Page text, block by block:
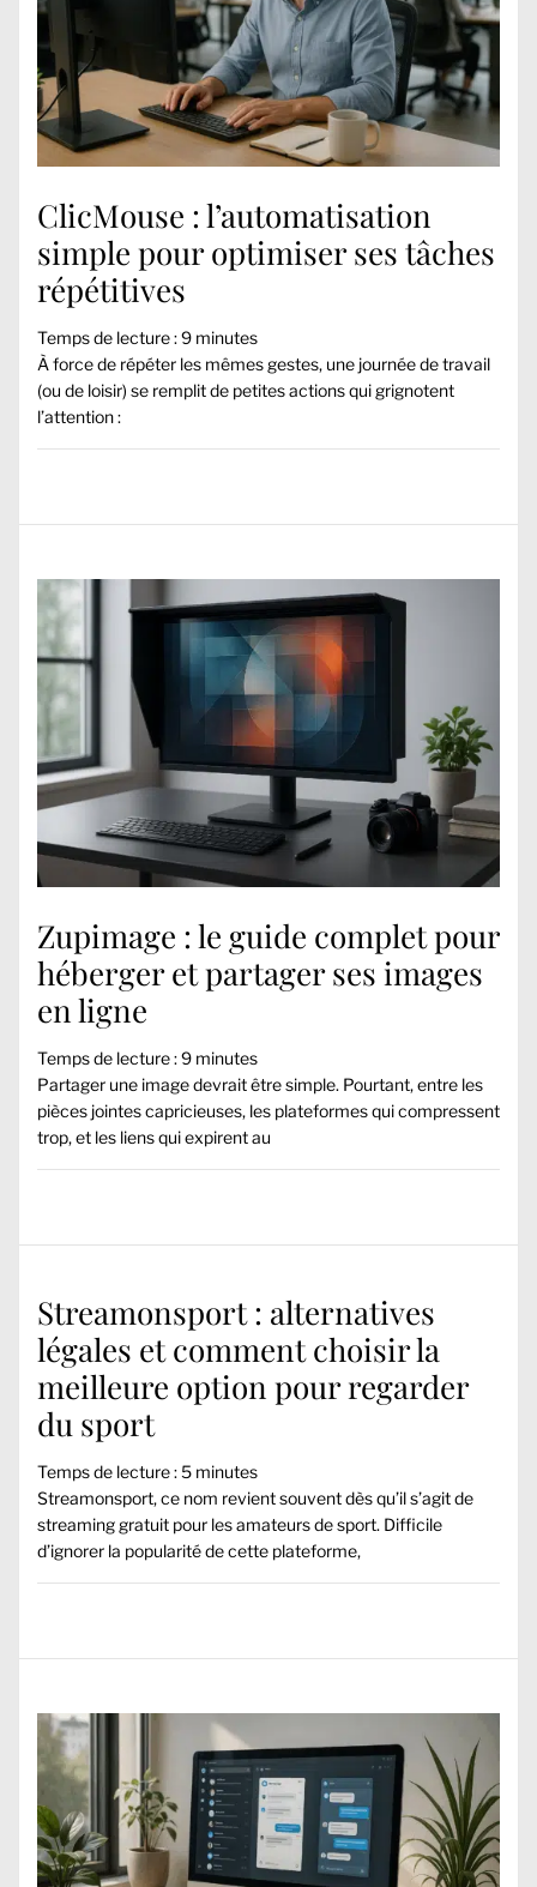
ClicMouse : l’automatisation
simple pour optimiser ses tâches
répétitives
Temps de lecture :9 minutes
À force de répéter les mêmes gestes, une journée de travail
(ou de loisir) se remplit de petites actions qui grignotent
l’attention :
Zupimage : le guide complet pour
héberger et partager ses images
en ligne
Temps de lecture :9 minutes
Partager une image devrait être simple. Pourtant, entre les
pièces jointes capricieuses, les plateformes qui compressent
trop, et les liens qui expirent au
Streamonsport : alternatives
légales et comment choisir la
meilleure option pour regarder
du sport
Temps de lecture :5 minutes
Streamonsport, ce nom revient souvent dès qu’il s’agit de
streaming gratuit pour les amateurs de sport. Difficile
d’ignorer la popularité de cette plateforme,